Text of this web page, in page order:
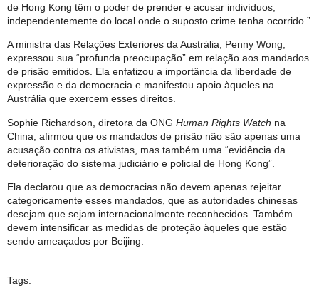
de Hong Kong têm o poder de prender e acusar indivíduos,
independentemente do local onde o suposto crime tenha ocorrido.”
A ministra das Relações Exteriores da Austrália, Penny Wong,
expressou sua “profunda preocupação” em relação aos mandados
de prisão emitidos. Ela enfatizou a importância da liberdade de
expressão e da democracia e manifestou apoio àqueles na
Austrália que exercem esses direitos.
Sophie Richardson, diretora da ONG Human Rights Watch na
China, afirmou que os mandados de prisão não são apenas uma
acusação contra os ativistas, mas também uma “evidência da
deterioração do sistema judiciário e policial de Hong Kong”.
Ela declarou que as democracias não devem apenas rejeitar
categoricamente esses mandados, que as autoridades chinesas
desejam que sejam internacionalmente reconhecidos. Também
devem intensificar as medidas de proteção àqueles que estão
sendo ameaçados por Beijing.
Tags: